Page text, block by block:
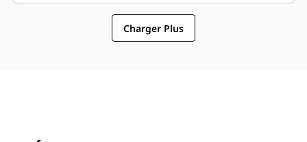
Charger Plus